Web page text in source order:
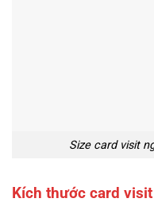
Size card visit
Kích thước card